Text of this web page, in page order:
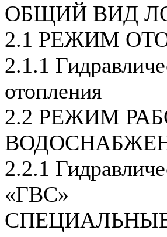
ОБЩИЙ ВИД
2.1 РЕЖИМ
2.1.1
отопления
2.2 РЕЖИМ
2.2.1
«ГВС»